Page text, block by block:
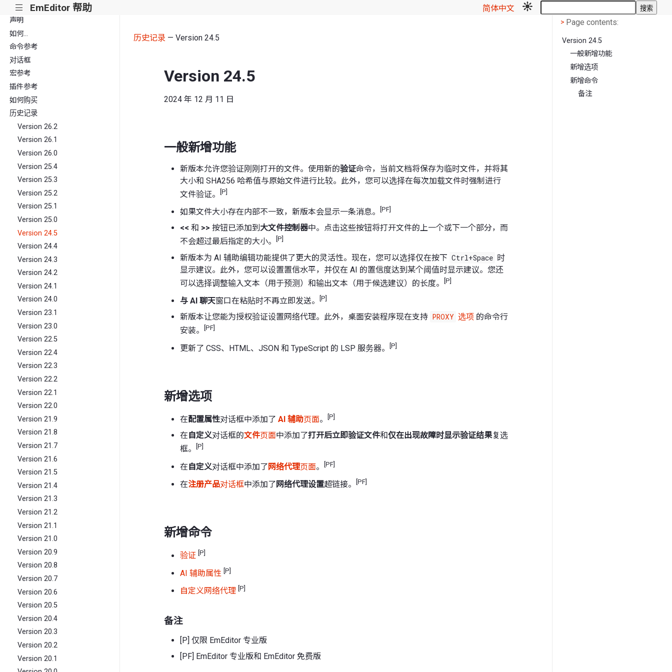
||| EmEditor 帮助 简体中文 搜索
声明
如何...
命令参考
对话框
宏参考
插件参考
如何购买
历史记录
Version 26.2
Version 26.1
Version 26.0
Version 25.4
Version 25.3
Version 25.2
Version 25.1
Version 25.0
Version 24.5
Version 24.4
Version 24.3
Version 24.2
Version 24.1
Version 24.0
Version 23.1
Version 23.0
Version 22.5
Version 22.4
Version 22.3
Version 22.2
Version 22.1
Version 22.0
Version 21.9
Version 21.8
Version 21.7
Version 21.6
Version 21.5
Version 21.4
Version 21.3
Version 21.2
Version 21.1
Version 21.0
Version 20.9
Version 20.8
Version 20.7
Version 20.6
Version 20.5
Version 20.4
Version 20.3
Version 20.2
Version 20.1
历史记录 — Version 24.5
Version 24.5
2024 年 12 月 11 日
一般新增功能
新版本允许您验证刚刚打开的文件。使用新的验证命令，当前文档将保存为临时文件，并将其
大小和 SHA256 哈希值与原始文件进行比较。此外，您可以选择在每次加载文件时强制进行
文件验证。
[P]
如果文件大小存在内部不一致，新版本会显示一条消息。 [PF]
<< 和 >> 按钮已添加到大文件控制器中。点击这些按钮将打开文件的上一个或下一个部分，而
不会超过最后指定的大小。
[P]
新版本为 AI 辅助编辑功能提供了更大的灵活性。现在，您可以选择仅在按下 Ctrl+Space 时
显示建议。此外，您可以设置置信水平，并仅在 AI 的置信度达到某个阈值时显示建议。您还
可以选择调整输入文本（用于预测）和输出文本（用于候选建议）的长度。
[P]
与 AI 聊天窗口在粘贴时不再立即发送。 [P]
新版本让您能为授权验证设置网络代理。此外，桌面安装程序现在支持 PROXY 选项 的命令行
安装。
[PF]
更新了 CSS、HTML、JSON 和 TypeScript 的 LSP 服务器。 [P]
新增选项
在配置属性对话框中添加了 AI 辅助页面。 [P]
在 自定义对话框的文件页面中添加了打开后立即验证文件和仅在出现故障时显示验证结果复选
框。
[P]
在自定义对话框中添加了网络代理页面。 [PF]
在注册产品对话框中添加了网络代理设置超链接。 [PF]
新增命令
验证 [P]
AI 辅助属性 [P]
自定义网络代理 [P]
备注
[P] 仅限 EmEditor 专业版
[PF] EmEditor 专业版和 EmEditor 免费版
< Page contents
> Page contents:
Version 24.5
一般新增功能
新增选项
新增命令
备注